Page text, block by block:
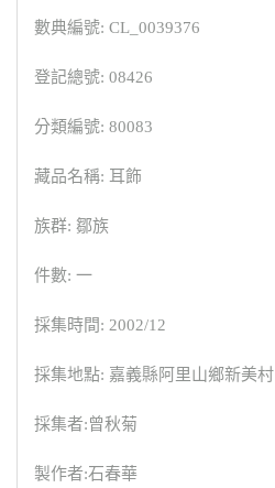
數典編號: CL_0039376
登記總號: 08426
分類編號: 80083
藏品名稱: 耳飾
族群: 鄒族
件數: 一
採集時間: 2002/12
採集地點: 嘉義縣阿里山鄉新美村
採集者:曾秋菊
製作者:石春華